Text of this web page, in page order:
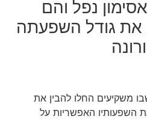
נפל והם
את גודל השפעתה
כחודש שבו משקיעים החלו להבין את
השפעותיו האפשריות על